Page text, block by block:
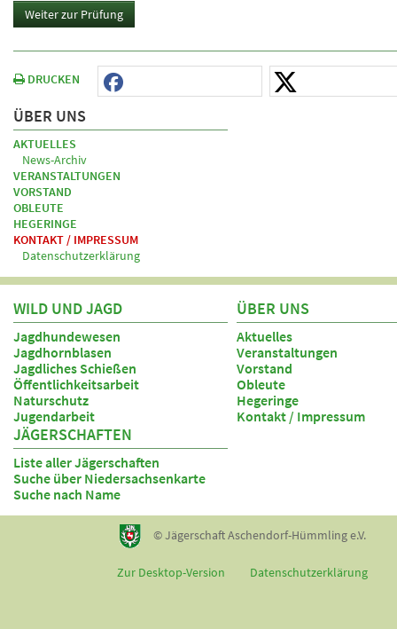
Weiter zur Prüfung
DRUCKEN
ÜBER UNS
AKTUELLES
News-Archiv
VERANSTALTUNGEN
VORSTAND
OBLEUTE
HEGERINGE
KONTAKT / IMPRESSUM
Datenschutzerklärung
WILD UND JAGD
Jagdhundewesen
Jagdhornblasen
Jagdliches Schießen
Öffentlichkeitsarbeit
Naturschutz
Jugendarbeit
ÜBER UNS
Aktuelles
Veranstaltungen
Vorstand
Obleute
Hegeringe
Kontakt / Impressum
JÄGERSCHAFTEN
Liste aller Jägerschaften
Suche über Niedersachsenkarte
Suche nach Name
© Jägerschaft Aschendorf-Hümmling e.V.
Zur Desktop-Version Datenschutzerklärung